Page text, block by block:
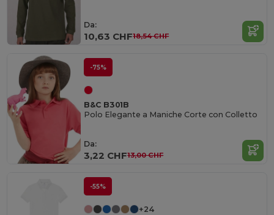
Da:
10,63 CHF18,54 CHF
-75%
B&C B301B
Polo Elegante a Maniche Corte con Colletto
Da:
3,22 CHF13,00 CHF
-55%
+24